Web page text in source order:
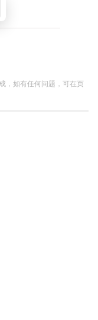
，如有任何问题，可在页